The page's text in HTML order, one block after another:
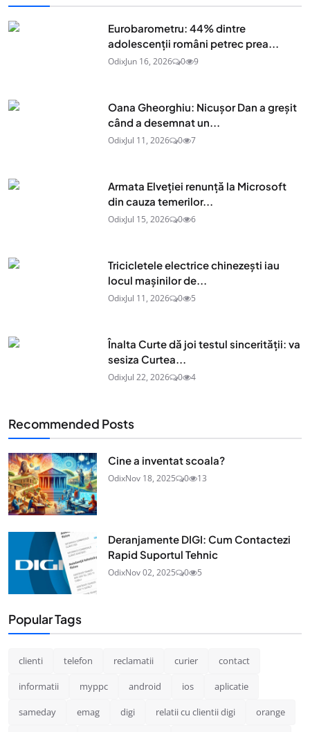
Eurobarometru: 44% dintre
adolescenţii români petrec prea...
OdixJun 16, 2026 0 9
Oana Gheorghiu: Nicușor Dan a greșit
când a desemnat un...
OdixJul 11, 2026 0 7
Armata Elveției renunță la Microsoft
din cauza temerilor...
OdixJul 15, 2026 0 6
Tricicletele electrice chinezești iau
locul mașinilor de...
OdixJul 11, 2026 0 5
Înalta Curte dă joi testul sincerității: va
sesiza Curtea...
OdixJul 22, 2026 0 4
Recommended Posts
Cine a inventat scoala?
OdixNov 18, 2025 0 13
Deranjamente DIGI: Cum Contactezi
Rapid Suportul Tehnic
OdixNov 02, 2025 0 5
Popular Tags
clienti telefon reclamatii curier contact
informatii myppc android ios aplicatie
sameday emag digi relatii cu clientii digi orange